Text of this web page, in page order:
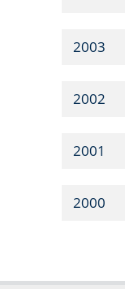
2003
2002
2001
2000